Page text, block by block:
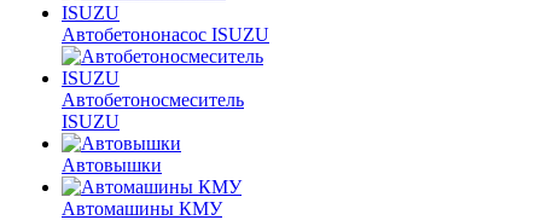
Автобетононасос ISUZU
Автобетоносмеситель
ISUZU
Автовышки
Автомашины КМУ